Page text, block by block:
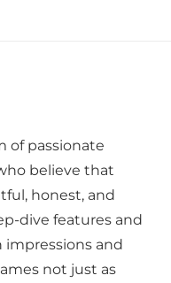
of passionate
believe that
honest, and
dive features and
impressions and
not just as